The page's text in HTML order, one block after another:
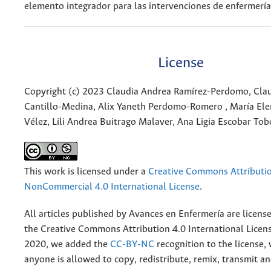
elemento integrador para las intervenciones de
License
Copyright (c) 2023 Claudia Andrea Ramírez-Perdomo,
Cantillo-Medina, Alix Yaneth Perdomo-Romero , María
Vélez, Lili Andrea Buitrago Malaver, Ana Ligia Escobar
This work is licensed under a Creative Commons
NonCommercial 4.0 International License.
All articles published by Avances en Enfermería are
the Creative Commons Attribution 4.0 International
2020, we added the CC-BY-NC recognition to the license,
anyone is allowed to copy, redistribute, remix, transmit